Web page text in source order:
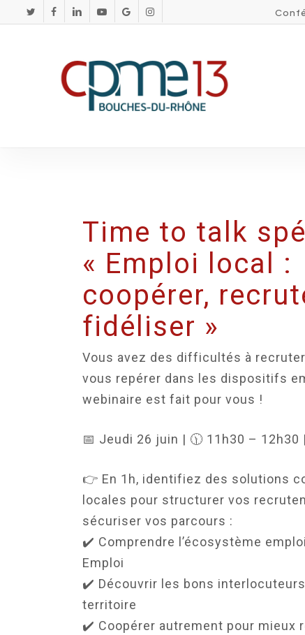
twitterfacebooklinkedinyoutubegoogle-
plus
instagram
Time to talk
« Emploi local :
coopérer,
fidéliser »
Vous avez des difficultés à
vous repérer dans les dispositifs
webinaire est fait pour vous !
📅 Jeudi 26 juin | 🕦 11h30 – 12h30
👉 En 1h, identifiez des solutions
locales pour structurer vos
sécuriser vos parcours :
✔️ Comprendre l’écosystème
Emploi
✔️ Découvrir les bons
territoire
✔️ Coopérer autrement pour mieux